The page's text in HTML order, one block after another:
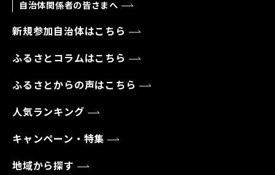
自治体関係者の皆さまへ
新規参加自治体はこちら
ふるさとコラムはこちら
ふるさとからの声はこちら
人気ランキング
キャンペーン・特集
地域から探す